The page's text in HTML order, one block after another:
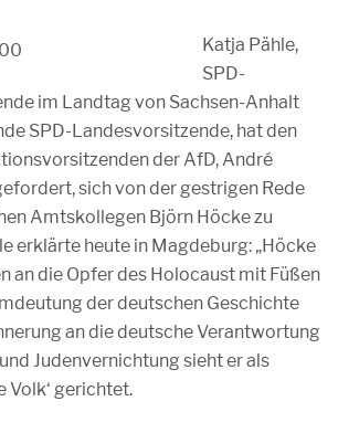
Katja Pähle,
SPD-
im Landtag von Sachsen-Anhalt
SPD-Landesvorsitzende, hat den
der AfD, André
sich von der gestrigen Rede
Amtskollegen Björn Höcke zu
erklärte heute in Magdeburg: „Höcke
an die Opfer des Holocaust mit Füßen
der deutschen Geschichte
an die deutsche Verantwortung
Judenvernichtung sieht er als
Volk‘ gerichtet.